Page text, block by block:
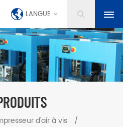
LANGUE
d'air à vis
/